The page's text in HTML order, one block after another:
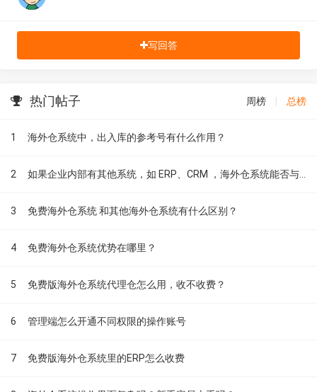
写回答
热门帖子 周榜 总榜
1 海外仓系统中，出入库的参考号有什么作用？
2
3 免费海外仓系统 和其他海外仓系统有什么区别？
4 免费海外仓系统优势在哪里？
5 免费版海外仓系统代理仓怎么用，收不收费？
6 管理端怎么开通不同权限的操作账号
7 免费版海外仓系统里的ERP怎么收费